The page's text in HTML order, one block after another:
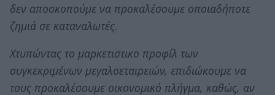
δεν αποσκοπούμε να προκαλέσουμε οποιαδήποτε
ζημιά σε καταναλωτές.
Χτυπώντας το μαρκετιστικο προφίλ των
συγκεκριμένων μεγαλοεταιρειών, επιδιώκουμε να
τους προκαλέσουμε οικονομικό πλήγμα, καθώς, αν